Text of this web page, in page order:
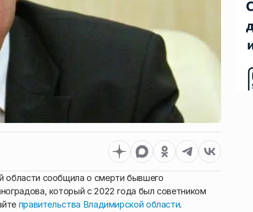
области сообщила о смерти бывшего
который с 2022 года был советником
правительства Владимирской области.